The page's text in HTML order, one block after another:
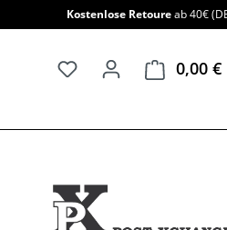
Kostenlose Retoureab 40€
0,00 €